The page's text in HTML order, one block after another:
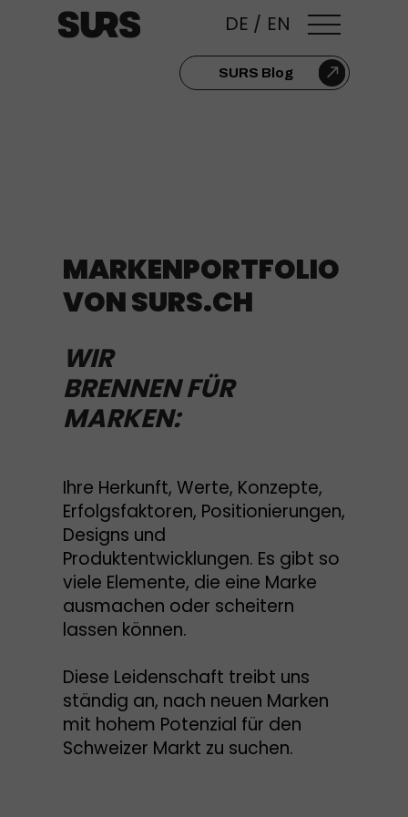
DE / EN
SURS Blog
MARKENPORTFOLIO
VON SURS.CH
WIR
BRENNEN FÜR
MARKEN:
Ihre Herkunft, Werte, Konzepte,
Erfolgsfaktoren, Positionierungen,
Designs und
Produktentwicklungen. Es gibt so
viele Elemente, die eine Marke
ausmachen oder scheitern
lassen können.
Diese Leidenschaft treibt uns
ständig an, nach neuen Marken
mit hohem Potenzial für den
Schweizer Markt zu suchen.